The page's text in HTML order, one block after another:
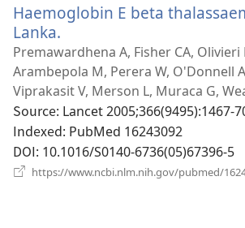
Haemoglobin E beta
Lanka.
로
운
창
열
기)
Premawardhena A, Fisher CA, Olivieri
Arambepola M, Perera W, O'Donnell
Viprakasit V, Merson L, Muraca G,
Source‎: Lancet 2005;366(9495):1467-
Indexed‎: PubMed 16243092
DOI‎: 10.1016/S0140-6736(05)67396-5
https://www.ncbi.nlm.nih.gov/pubmed/